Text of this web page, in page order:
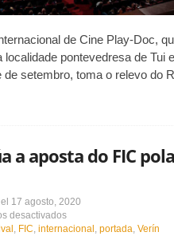
convidado
V
edición
do
FIC
de Cine Play-Doc,
localidade pontevedresa de Tui
de setembro, toma o relevo do
a aposta do FIC pola
el 17 agosto, 2020
desactivadosen
Continúa
, FIC, internacional , portada, Verín